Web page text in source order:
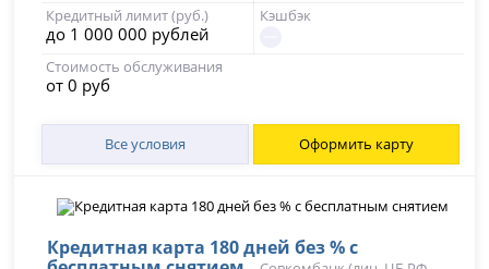
Кредитный лимит (руб.)
до 1 000 000 рублей
Кэшбэк
Стоимость обслуживания
от 0 руб
Все условия Оформить карту
Кредитная карта 180 дней без % с